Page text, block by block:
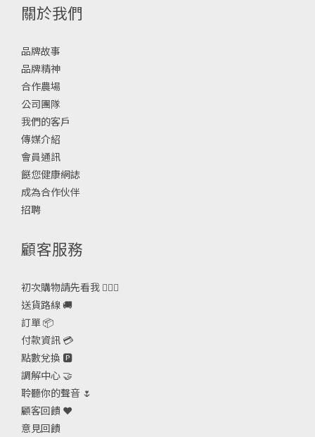
關於我們
品牌故事
品牌精神
合作農場
公司團隊
我們的客戶
傳媒介紹
會員通訊
餸您健康網誌
成為合作伙伴
招聘
顧客服務
初次購物請先看我 🙋🏻‍♀️
送貨路線 🚚
訂單 📦
付款資訊 💳
點數兌換 🅿️
調解中心 🤝
聆聽你的聲音 🌷
顧客回饋 ❤️
意見回饋